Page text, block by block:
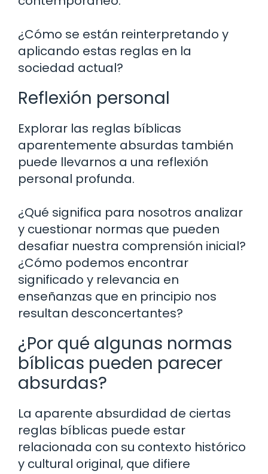
¿Cómo se están reinterpretando y
aplicando estas reglas en la
sociedad actual?
Reflexión personal
Explorar las reglas bíblicas
aparentemente absurdas también
puede llevarnos a una reflexión
personal profunda.
¿Qué significa para nosotros analizar
y cuestionar normas que pueden
desafiar nuestra comprensión inicial?
¿Cómo podemos encontrar
significado y relevancia en
enseñanzas que en principio nos
resultan desconcertantes?
¿Por qué algunas normas
bíblicas pueden parecer
absurdas?
La aparente absurdidad de ciertas
reglas bíblicas puede estar
relacionada con su contexto histórico
y cultural original, que difiere